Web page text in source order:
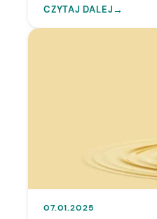
CZYTAJ DALEJ→
07.01.2025